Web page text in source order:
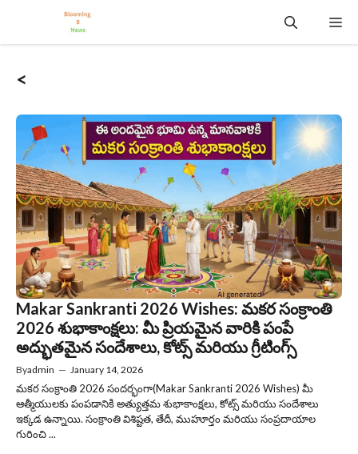
content
<
Makar Sankranti 2026 Wishes: మకర సంక్రాంతి
2026 శుభాకాంక్షలు: మీ ప్రియమైన వారికి పంపే
అద్భుతమైన సందేశాలు, కోట్స్ మరియు గ్రీటింగ్స్
Byadmin — January 14, 2026
మకర సంక్రాంతి 2026 సందర్భంగా(Makar Sankranti 2026 Wishes) మీ
ఆత్మీయులకు పంపడానికి అత్యుత్తమ శుభాకాంక్షలు, కోట్స్ మరియు సందేశాలు
ఇక్కడ ఉన్నాయి. సంక్రాంతి విశిష్టత, తేదీ, ముహూర్తం మరియు సంప్రదాయాల
గురించి ...